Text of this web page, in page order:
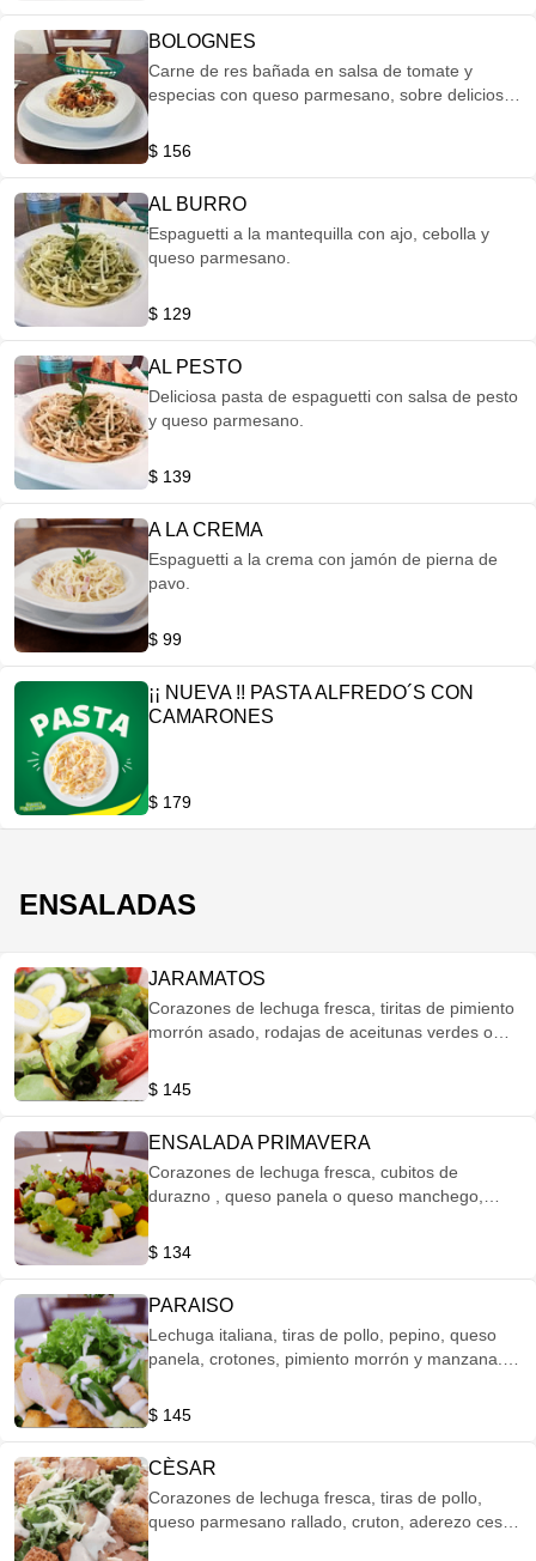
BOLOGNES
Carne de res bañada en salsa de tomate y
especias con queso parmesano, sobre delicioso
$ 156
AL BURRO
Espaguetti a la mantequilla con ajo, cebolla y
queso parmesano.
$ 129
AL PESTO
Deliciosa pasta de espaguetti con salsa de pesto
y queso parmesano.
$ 139
A LA CREMA
Espaguetti a la crema con jamón de pierna de
pavo.
$ 99
¡¡ NUEVA !! PASTA ALFREDO´S CON
CAMARONES
$ 179
ENSALADAS
JARAMATOS
Corazones de lechuga fresca, tiritas de pimiento
morrón asado, rodajas de aceitunas verdes o
queso manchego o panela y aderezo de
$ 145
ENSALADA PRIMAVERA
Corazones de lechuga fresca, cubitos de
durazno , queso panela o queso manchego,
$ 134
PARAISO
Lechuga italiana, tiras de pollo, pepino, queso
panela, crotones, pimiento morrón y manzana. (
$ 145
CÈSAR
Corazones de lechuga fresca, tiras de pollo,
queso parmesano rallado, cruton, aderezo cesar,